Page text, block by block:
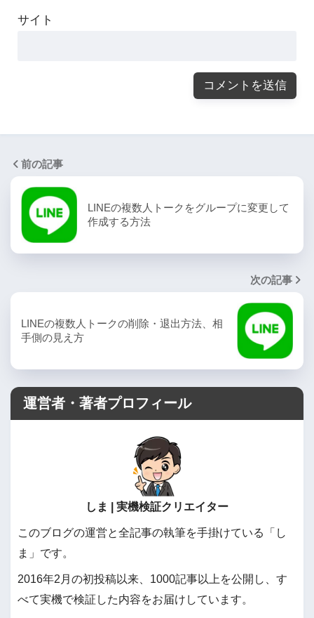
サイト
前の記事
LINEの複数人トークをグループに変更して
作成する方法
次の記事
LINEの複数人トークの削除・退出方法、相
手側の見え方
運営者・著者プロフィール
しま | 実機検証クリエイター
このブログの運営と全記事の執筆を手掛けている「し
ま」です。
2016年2月の初投稿以来、1000記事以上を公開し、す
べて実機で検証した内容をお届けしています。